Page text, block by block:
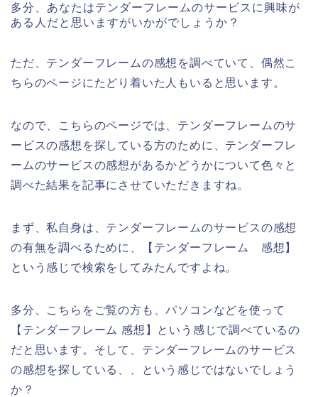
多分、あなたはテンダーフレームのサービスに興味が
ある人だと思いますがいかがでしょうか？
ただ、テンダーフレームの感想を調べていて、偶然こ
ちらのページにたどり着いた人もいると思います。
なので、こちらのページでは、テンダーフレームのサ
ービスの感想を探している方のために、テンダーフレ
ームのサービスの感想があるかどうかについて色々と
調べた結果を記事にさせていただきますね。
まず、私自身は、テンダーフレームのサービスの感想
の有無を調べるために、【テンダーフレーム 感想】
という感じで検索をしてみたんですよね。
多分、こちらをご覧の方も、パソコンなどを使って
【テンダーフレーム 感想】という感じで調べているの
だと思います。そして、テンダーフレームのサービス
の感想を探している、、という感じではないでしょう
か？